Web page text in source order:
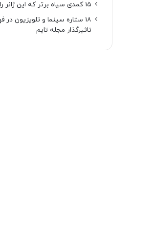
۱۵ کمدی سیاه برتر که این ژانر را تعریف کردند
تاثیرگذار مجله تایم